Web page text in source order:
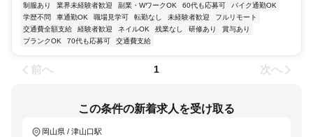
制服あり 業界未経験者歓迎 副業・WワークOK 60代も応募可
バイク通勤OK
学歴不問
車通勤OK 職場見学可 転勤なし 未経験者歓迎
フルリモート
交通費全額支給
経験者歓迎 ネイルOK 残業なし 研修あり
賞与あり
ブランクOK
70代も応募可 交通費支給
前へ 1 次へ
この条件の新着求人を受け取る
岡山県 / 津山口駅